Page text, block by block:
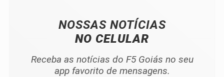
NOSSAS NOTÍCIAS
NO CELULAR
Receba as notícias do F5 Goiás no seu
app favorito de mensagens.